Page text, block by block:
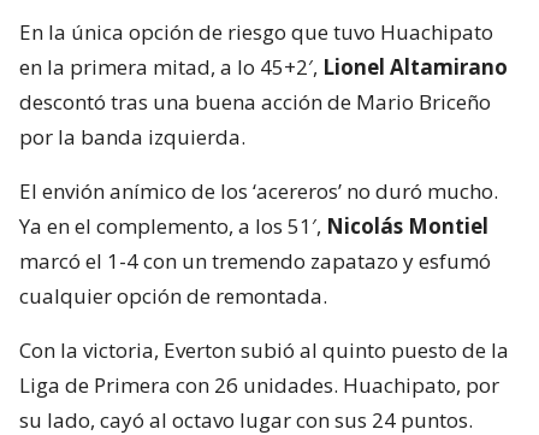
En la única opción de riesgo que tuvo Huachipato
en la primera mitad, a lo 45+2′, Lionel Altamirano
descontó tras una buena acción de Mario Briceño
por la banda izquierda.
El envión anímico de los ‘acereros’ no duró mucho.
Ya en el complemento, a los 51′, Nicolás Montiel
marcó el 1-4 con un tremendo zapatazo y esfumó
cualquier opción de remontada.
Con la victoria, Everton subió al quinto puesto de la
Liga de Primera con 26 unidades. Huachipato, por
su lado, cayó al octavo lugar con sus 24 puntos.